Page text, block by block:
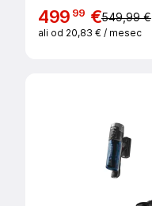
499 99 €549,99 €
ali od 20,83 € / mesec